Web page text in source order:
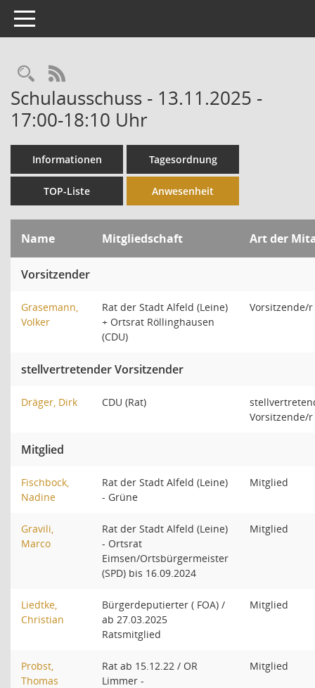
Toggle navigation
Rechercheauswahl
RSS-Feed
Schulausschuss - 13.11.2025 -
17:00-18:10 Uhr
Informationen Tagesordnung
TOP-Liste Anwesenheit
Name Mitgliedschaft Art der
Vorsitzender
Grasemann,
Volker
Rat der Stadt Alfeld (Leine)
+ Ortsrat Röllinghausen
(CDU)
Vorsitzende/r
stellvertretender Vorsitzender
Dräger, Dirk CDU (Rat)
Vorsitzende/r
Mitglied
Fischbock,
Nadine
Rat der Stadt Alfeld (Leine)
- Grüne
Mitglied
Gravili,
Marco
Rat der Stadt Alfeld (Leine)
- Ortsrat
Eimsen/Ortsbürgermeister
(SPD) bis 16.09.2024
Mitglied
Liedtke,
Christian
Bürgerdeputierter ( FOA) /
ab 27.03.2025
Ratsmitglied
Mitglied
Probst,
Thomas
Rat ab 15.12.22 / OR
Limmer -
Mitglied